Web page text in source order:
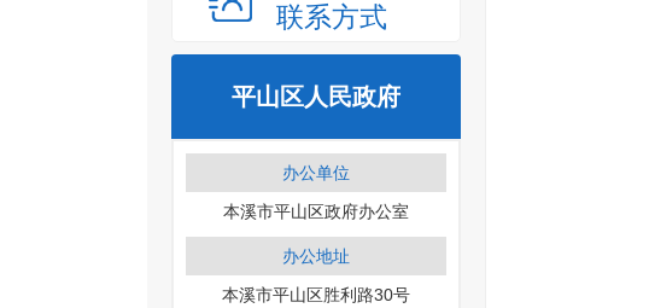
联系方式
平山区人民政府
办公单位
本溪市平山区政府办公室
办公地址
本溪市平山区胜利路30号